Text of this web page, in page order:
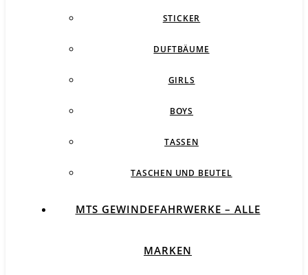
STICKER
DUFTBÄUME
GIRLS
BOYS
TASSEN
TASCHEN UND BEUTEL
MTS GEWINDEFAHRWERKE – ALLE
MARKEN